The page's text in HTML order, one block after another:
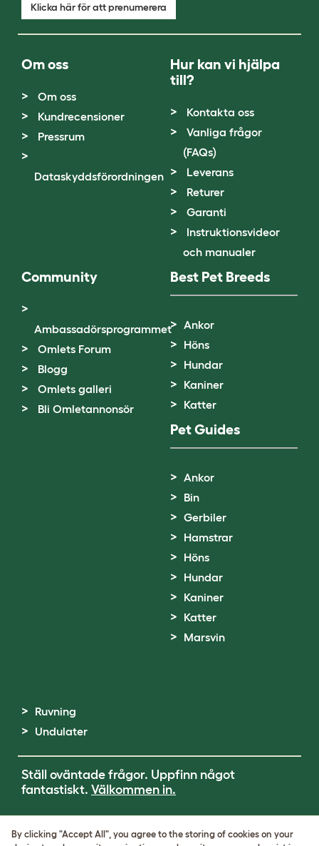
Klicka här för att prenumerera
Om oss
Om oss
Kundrecensioner
Pressrum
Dataskyddsförordningen
Hur kan vi hjälpa
till?
Kontakta oss
Vanliga frågor
(FAQs)
Leverans
Returer
Garanti
Instruktionsvideor
och manualer
Community
Ambassadörsprogrammet
Omlets Forum
Blogg
Omlets galleri
Bli Omletannonsör
Best Pet Breeds
Ankor
Höns
Hundar
Kaniner
Katter
Pet Guides
Ankor
Bin
Gerbiler
Hamstrar
Höns
Hundar
Kaniner
Katter
Marsvin
Ruvning
Undulater
Ställ oväntade frågor. Uppfinn något
fantastiskt. Välkommen in.
Cookie & Privacy Policy
By clicking "Accept All", you agree to the storing of cookies on your